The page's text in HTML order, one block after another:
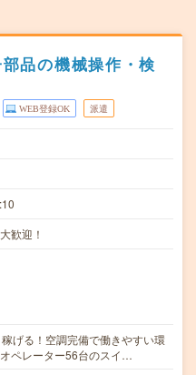
品の機械操作・検
WEB登録OK 派遣
歓迎！
げる！空調完備で働きやすい環
ペレーター56台のスイ…